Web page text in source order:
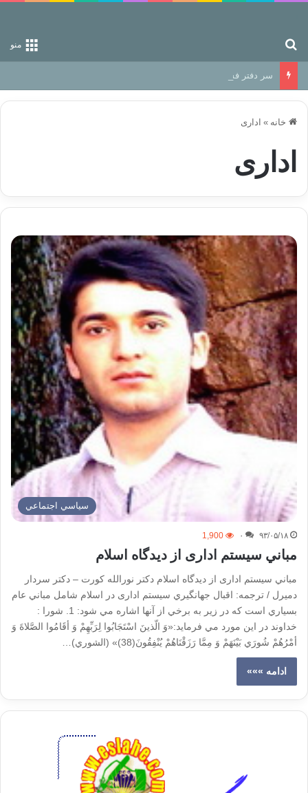
منو
سر دفتر فساد در زمین‌، دوری وکناره‌گیری از راه خداست‌!
خانه » اداری
اداری
سياسي اجتماعي
۹۳/۰۵/۱۸ ۰ 1,900
مباني سيستم اداری از ديدگاه اسلام
مباني سيستم اداری از ديدگاه اسلام دكتر نورالله كورت – دكتر سردار
دميرل / ترجمه: اقبال جهانگيري سيستم اداری در اسلام شامل مباني عام
بسياري است كه در زير به برخي از آنها اشاره مي شود: 1. شورا :
خداوند در اين مورد مي فرمايد:«وَ الّذينَ اسْتَجَابُوا لِرَبِّهِمْ وَ أقَامُوا الصَّلاةَ وَ
أمْرُهُمْ شُورَي بَيْنَهَمْ وَ مِمَّا رَزَقْنَاهُمْ يُنْفِقُونَ(38)» (الشوري)…
ادامه »»»